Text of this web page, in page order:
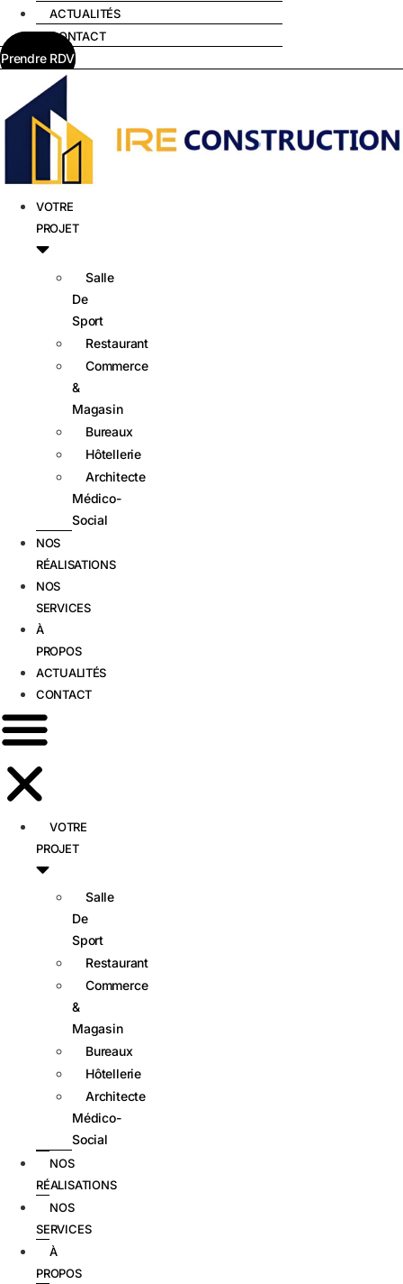
ACTUALITÉS
CONTACT
Prendre RDV
VOTRE
PROJET
Salle
De
Sport
Restaurant
Commerce
&
Magasin
Bureaux
Hôtellerie
Architecte
Médico-
Social
NOS
RÉALISATIONS
NOS
SERVICES
À
PROPOS
ACTUALITÉS
CONTACT
VOTRE
PROJET
Salle
De
Sport
Restaurant
Commerce
&
Magasin
Bureaux
Hôtellerie
Architecte
Médico-
Social
NOS
RÉALISATIONS
NOS
SERVICES
À
PROPOS